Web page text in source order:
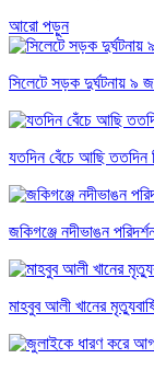
আরো পড়ুন
সিলেটে সড়ক দুর্ঘটনায় ৯
যতদিন বেঁচে আছি ততদিন
জকিগঞ্জে নদীভাঙন
মাহবুব আলী খানের